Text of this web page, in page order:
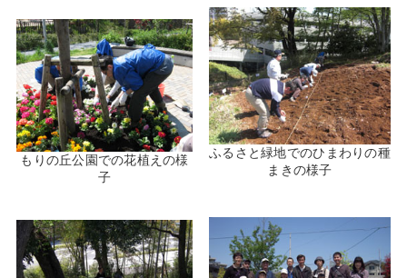
もりの丘公園での花植えの様
子
ふるさと緑地でのひまわりの種
まきの様子